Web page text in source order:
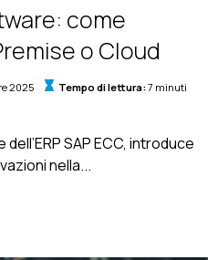
come
o Cloud
2025 Tempo di lettura:7 minuti
SAP ECC, introduce
nella...